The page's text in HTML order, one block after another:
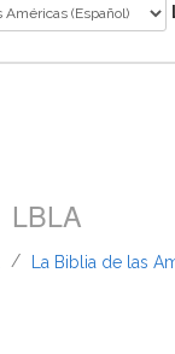
LBLA
/ La Biblia de las